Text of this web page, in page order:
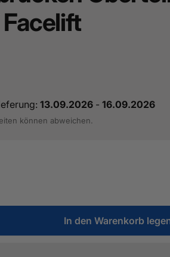
13.09.2026- 16.09.2026
können abweichen.
In den Warenkorb